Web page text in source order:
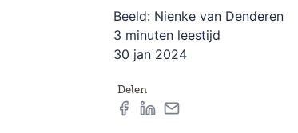
Beeld: Nienke van Denderen
3 minuten leestijd
30 jan 2024
Delen